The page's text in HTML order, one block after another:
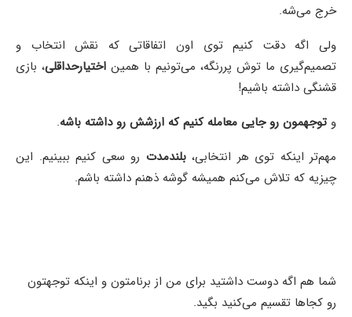
خرج می‌شه.
ولی اگه دقت کنیم توی اون اتفاقاتی که نقش انتخاب و
تصمیم‌گیری ما توش پررنگه، می‌تونیم با همین اختیارحداقلی، بازی
قشنگی داشته باشیم!
و توجهمون رو جایی معامله کنیم که ارزشش رو داشته باشه.
مهم‌تر اینکه توی هر انتخابی،بلندمدت رو سعی کنیم ببینیم. این
چیزیه که تلاش می‌کنم همیشه گوشه‌ ذهنم داشته باشم.
شما هم اگه دوست داشتید برای من از برنامتون و اینکه توجهتون
رو کجاها تقسیم می‌کنید بگید.